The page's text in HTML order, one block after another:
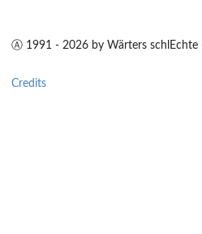
Ⓐ 1991 - 2026 by Wärters schlEchte
Credits